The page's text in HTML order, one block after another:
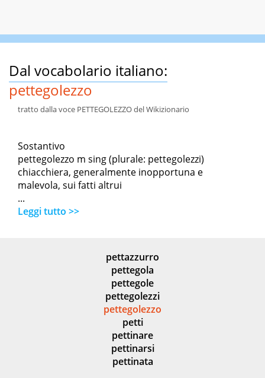
Dal vocabolario italiano:
pettegolezzo
tratto dalla voce PETTEGOLEZZO del Wikizionario
Sostantivo
pettegolezzo m sing (plurale: pettegolezzi)
chiacchiera, generalmente inopportuna e
malevola, sui fatti altrui
...
Leggi tutto >>
pettazzurro
pettegola
pettegole
pettegolezzi
pettegolezzo
petti
pettinare
pettinarsi
pettinata